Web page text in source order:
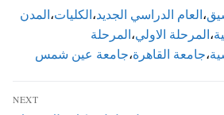
،العام الدراسي الجديد،الكليات،المدن
،المرحلة الاولي،المرحلة
،جامعة القاهرة،جامعة عين شمس
NEXT